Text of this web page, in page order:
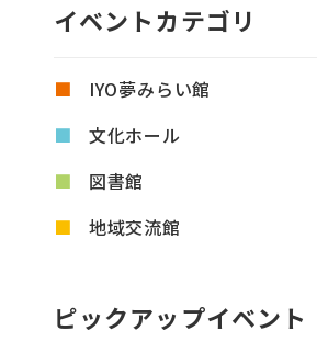
イベントカテゴリ
IYO夢みらい館
文化ホール
図書館
地域交流館
ピックアップイベント